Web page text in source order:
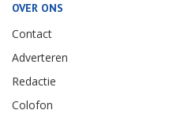
OVER ONS
Contact
Adverteren
Redactie
Colofon